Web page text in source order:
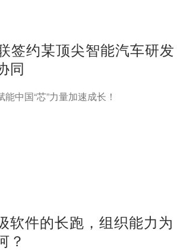
签约某顶尖智能汽车研发
同
中国“芯”力量加速成长！
软件的长跑，组织能力为
？